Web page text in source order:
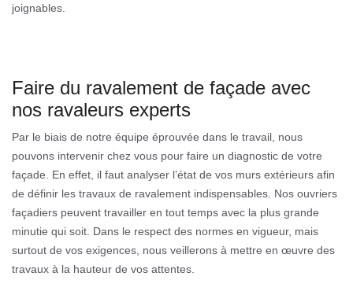
joignables.
Faire du ravalement de façade avec
nos ravaleurs experts
Par le biais de notre équipe éprouvée dans le travail, nous
pouvons intervenir chez vous pour faire un diagnostic de votre
façade. En effet, il faut analyser l’état de vos murs extérieurs afin
de définir les travaux de ravalement indispensables. Nos ouvriers
façadiers peuvent travailler en tout temps avec la plus grande
minutie qui soit. Dans le respect des normes en vigueur, mais
surtout de vos exigences, nous veillerons à mettre en œuvre des
travaux à la hauteur de vos attentes.